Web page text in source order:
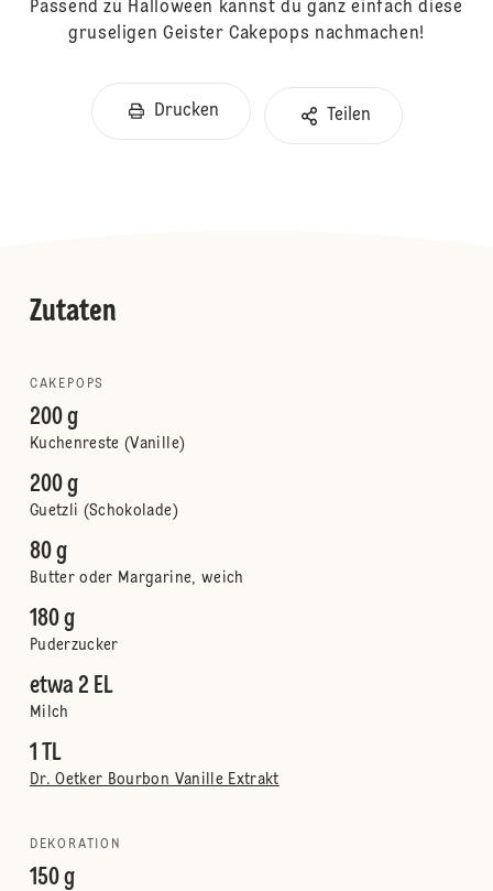
Passend zu Halloween kannst du ganz einfach diese
gruseligen Geister Cakepops nachmachen!
Drucken Teilen
Zutaten
CAKEPOPS
200 g
Kuchenreste (Vanille)
200 g
Guetzli (Schokolade)
80 g
Butter oder Margarine, weich
180 g
Puderzucker
etwa 2 EL
Milch
1 TL
Dr. Oetker Bourbon Vanille Extrakt
DEKORATION
150 g